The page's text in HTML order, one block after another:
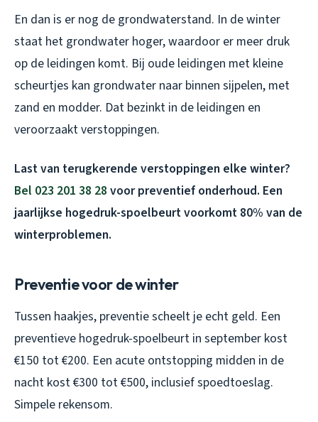
En dan is er nog de grondwaterstand. In de winter
staat het grondwater hoger, waardoor er meer druk
op de leidingen komt. Bij oude leidingen met kleine
scheurtjes kan grondwater naar binnen sijpelen, met
zand en modder. Dat bezinkt in de leidingen en
veroorzaakt verstoppingen.
Last van terugkerende verstoppingen elke winter?
Bel 023 201 38 28 voor preventief onderhoud. Een
jaarlijkse hogedruk-spoelbeurt voorkomt 80% van de
winterproblemen.
Preventie voor de winter
Tussen haakjes, preventie scheelt je echt geld. Een
preventieve hogedruk-spoelbeurt in september kost
€150 tot €200. Een acute ontstopping midden in de
nacht kost €300 tot €500, inclusief spoedtoeslag.
Simpele rekensom.